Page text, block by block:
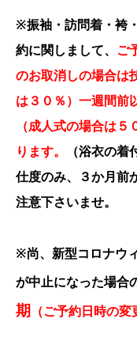
※振袖・訪問着・袴
約に関しまして、 ご
のお取消しの場合は
は３０％）一週間前
（成人式の場合は
ります。
（浴衣の
仕度のみ、３か月前
注意下さいませ。
※尚、新型コロナウ
が中止になった場合
期 （ご予約日時の変